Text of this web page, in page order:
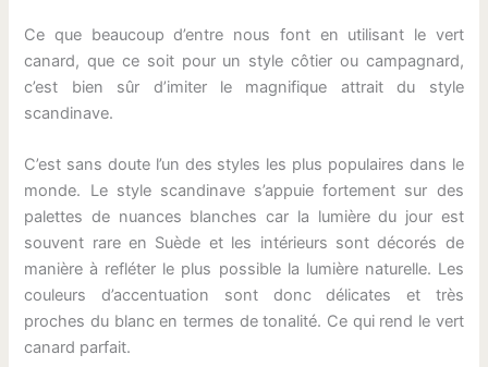
Ce que beaucoup d’entre nous font en utilisant le vert
canard, que ce soit pour un style côtier ou campagnard,
c’est bien sûr d’imiter le magnifique attrait du style
scandinave.
C’est sans doute l’un des styles les plus populaires dans le
monde. Le style scandinave s’appuie fortement sur des
palettes de nuances blanches car la lumière du jour est
souvent rare en Suède et les intérieurs sont décorés de
manière à refléter le plus possible la lumière naturelle. Les
couleurs d’accentuation sont donc délicates et très
proches du blanc en termes de tonalité. Ce qui rend le vert
canard parfait.